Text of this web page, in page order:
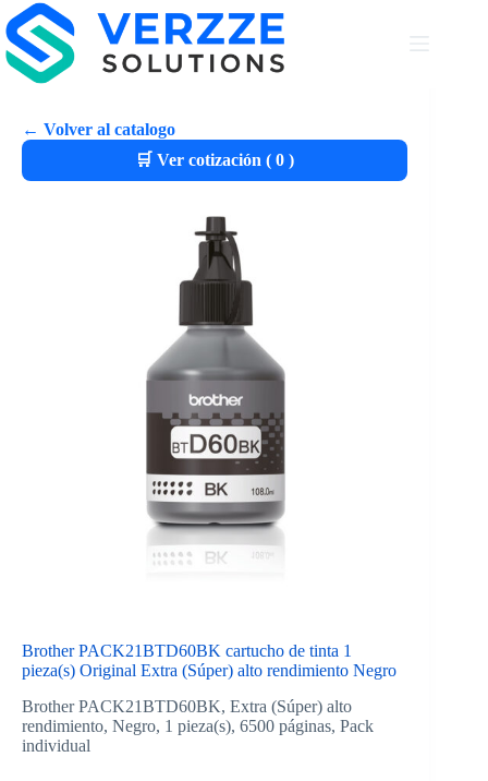
← Volver al catalogo
🛒 Ver cotización ( 0)
Brother PACK21BTD60BK cartucho de tinta 1
pieza(s) Original Extra (Súper) alto rendimiento Negro
Brother PACK21BTD60BK, Extra (Súper) alto
rendimiento, Negro, 1 pieza(s), 6500 páginas, Pack
individual